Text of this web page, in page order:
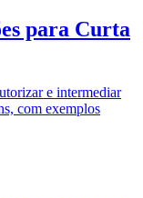
para Curta
e intermediar
com exemplos